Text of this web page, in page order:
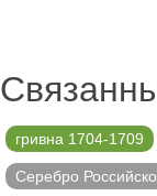
гривна 1704-1709
Серебро